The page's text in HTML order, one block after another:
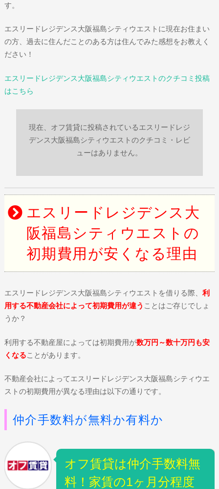
す。
エスリードレジデンス大阪福島シティウエストに現在お住まい
の方、過去に住んだことのある方は住んでみた感想をお教えく
ださい！
エスリードレジデンス大阪福島シティウエストのクチコミ投稿
はこちら
現在、オフ賃貸に投稿されているエスリードレジ
デンス大阪福島シティウエストのクチコミ・レビ
ューはありません。
エスリードレジデンス大
阪福島シティウエストの
初期費用が安くなる理由
エスリードレジデンス大阪福島シティウエストを借りる際、 利
用する不動産会社によって初期費用が違う ことはご存じでしょ
うか？
利用する不動産屋によっては初期費用が数万円～数十万円も安
くなることがあります。
不動産会社によってエスリードレジデンス大阪福島シティウエ
ストの初期費用が異なる理由は以下の通りです。
仲介手数料が無料か有料か
オフ賃貸は仲介手数料無
料！家賃の1ヶ月分程度